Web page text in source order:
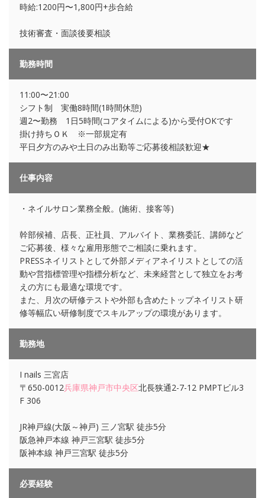
時給:1200円〜1,800円+歩合給
技術審査・面談後要相談
勤務時間
11:00〜21:00
シフト制 実働8時間(1時間休憩)
週2〜勤務 1日5時間(コアタイムによる)から受付OKです
掛け持ちＯＫ ※一部規定有
平日夕方のみや土日のみ出勤等ご応募後相談歓迎★
仕事内容
・ネイルサロン業務全般。(施術、接客等)
幹部候補、店長、正社員、アルバイト、業務委託、講師など
ご応募後、様々な雇用形態でご相談に乗れます。
PRESSネイリストとして外部メディアネイリストとしての活
動や営指標管理や指標分析など、未来経営として独立をお考
えの方にも最適な環境です。
また、月次の研修テストや外部も含めたトップネイリスト研
修等幅広い研修制度でスキルアップの環境があります。
勤務地
I nails 三宮店
〒650-0012兵庫県神戸市中央区北長狭通2-7-12 PMPTビル3
F 306
JR神戸線(大阪～神戸) 三ノ宮駅 徒歩5分
阪急神戸本線 神戸三宮駅 徒歩5分
阪神本線 神戸三宮駅 徒歩5分
必要経験